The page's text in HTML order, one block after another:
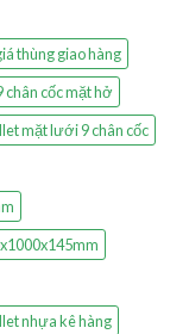
thùng giao hàng
chân cốc mặt hở
mặt lưới 9 chân cốc
nhựa kê hàng